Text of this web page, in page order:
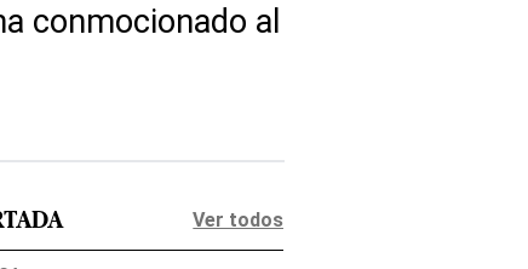
conmocionado al
Ver todos